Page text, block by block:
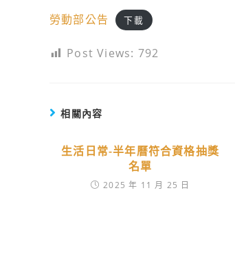
勞動部公告 下載
Post Views: 792
相關內容
生活日常-半年曆符合資格抽獎
名單
2025 年 11 月 25 日